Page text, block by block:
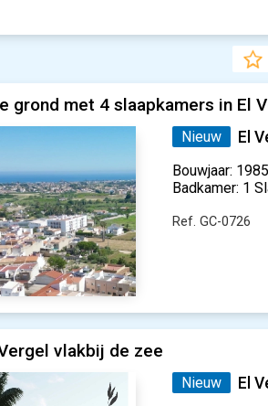
grond met 4 slaapkamers in El
Nieuw El
Bouwjaar:
Badkamer: 1
Ref. GC-0726
vlakbij de zee
Nieuw El